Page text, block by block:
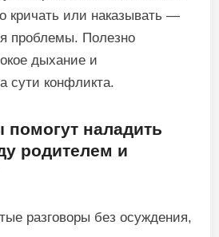
кричать или наказывать —
проблемы. Полезно
дыхание и
сути конфликта.
помогут наладить
родителем и
разговоры без осуждения,